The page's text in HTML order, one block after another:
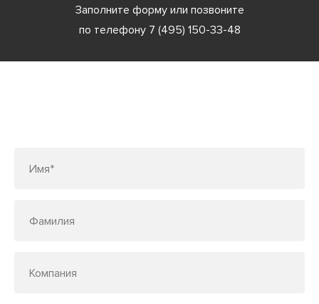
Заполните форму или позвоните
по телефону 7 (495) 150-33-48
Имя*
Фамилия
Компания